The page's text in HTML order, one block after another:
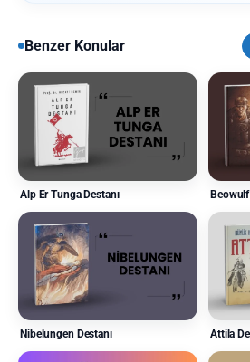
Benzer Konular
Alp Er Tunga Destanı Beowulf
Nibelungen Destanı Attila